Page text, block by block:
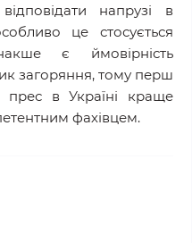
напрузі в
це стосується
є ймовірність
загоряння, тому перш
прес в Україні краще
фахівцем.